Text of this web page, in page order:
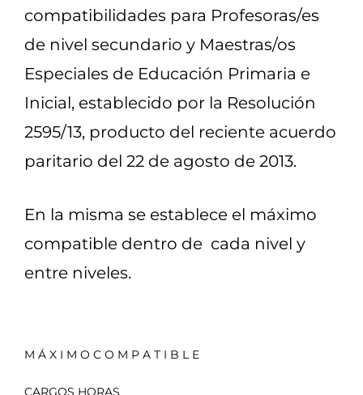
compatibilidades para Profesoras/es
de nivel secundario y Maestras/os
Especiales de Educación Primaria e
Inicial, establecido por la Resolución
2595/13, producto del reciente acuerdo
paritario del 22 de agosto de 2013.
En la misma se establece el máximo
compatible dentro de cada nivel y
entre niveles.
M Á X I M O C O M P A T I B L E
CARGOS HORAS